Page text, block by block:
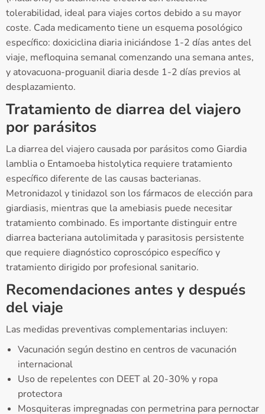
tolerabilidad, ideal para viajes cortos debido a su mayor
coste. Cada medicamento tiene un esquema posológico
específico: doxiciclina diaria iniciándose 1-2 días antes del
viaje, mefloquina semanal comenzando una semana antes,
y atovacuona-proguanil diaria desde 1-2 días previos al
desplazamiento.
Tratamiento de diarrea del viajero
por parásitos
La diarrea del viajero causada por parásitos como Giardia
lamblia o Entamoeba histolytica requiere tratamiento
específico diferente de las causas bacterianas.
Metronidazol y tinidazol son los fármacos de elección para
giardiasis, mientras que la amebiasis puede necesitar
tratamiento combinado. Es importante distinguir entre
diarrea bacteriana autolimitada y parasitosis persistente
que requiere diagnóstico coproscópico específico y
tratamiento dirigido por profesional sanitario.
Recomendaciones antes y después
del viaje
Las medidas preventivas complementarias incluyen:
Vacunación según destino en centros de vacunación
internacional
Uso de repelentes con DEET al 20-30% y ropa
protectora
Mosquiteras impregnadas con permetrina para pernoctar